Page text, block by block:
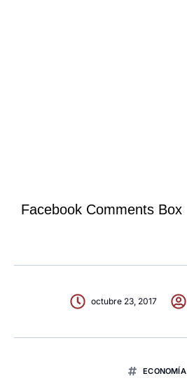
Facebook Comments Box
octubre 23, 2017
ECONOMÍA